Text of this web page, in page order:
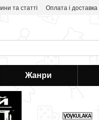
та статті Оплата і доставка
Жанри